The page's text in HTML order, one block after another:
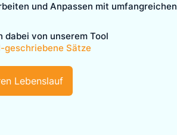
und Anpassen mit umfangreichen
dabei von unserem Tool
geschriebene Sätze
Lebenslauf